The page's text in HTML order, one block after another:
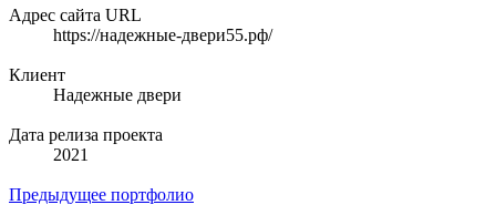
Адрес сайта URL
https://надежные-двери55.рф/
Клиент
Надежные двери
Дата релиза проекта
2021
Предыдущее портфолио